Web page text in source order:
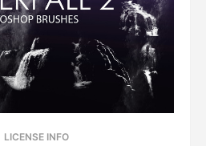
LICENSE INFO